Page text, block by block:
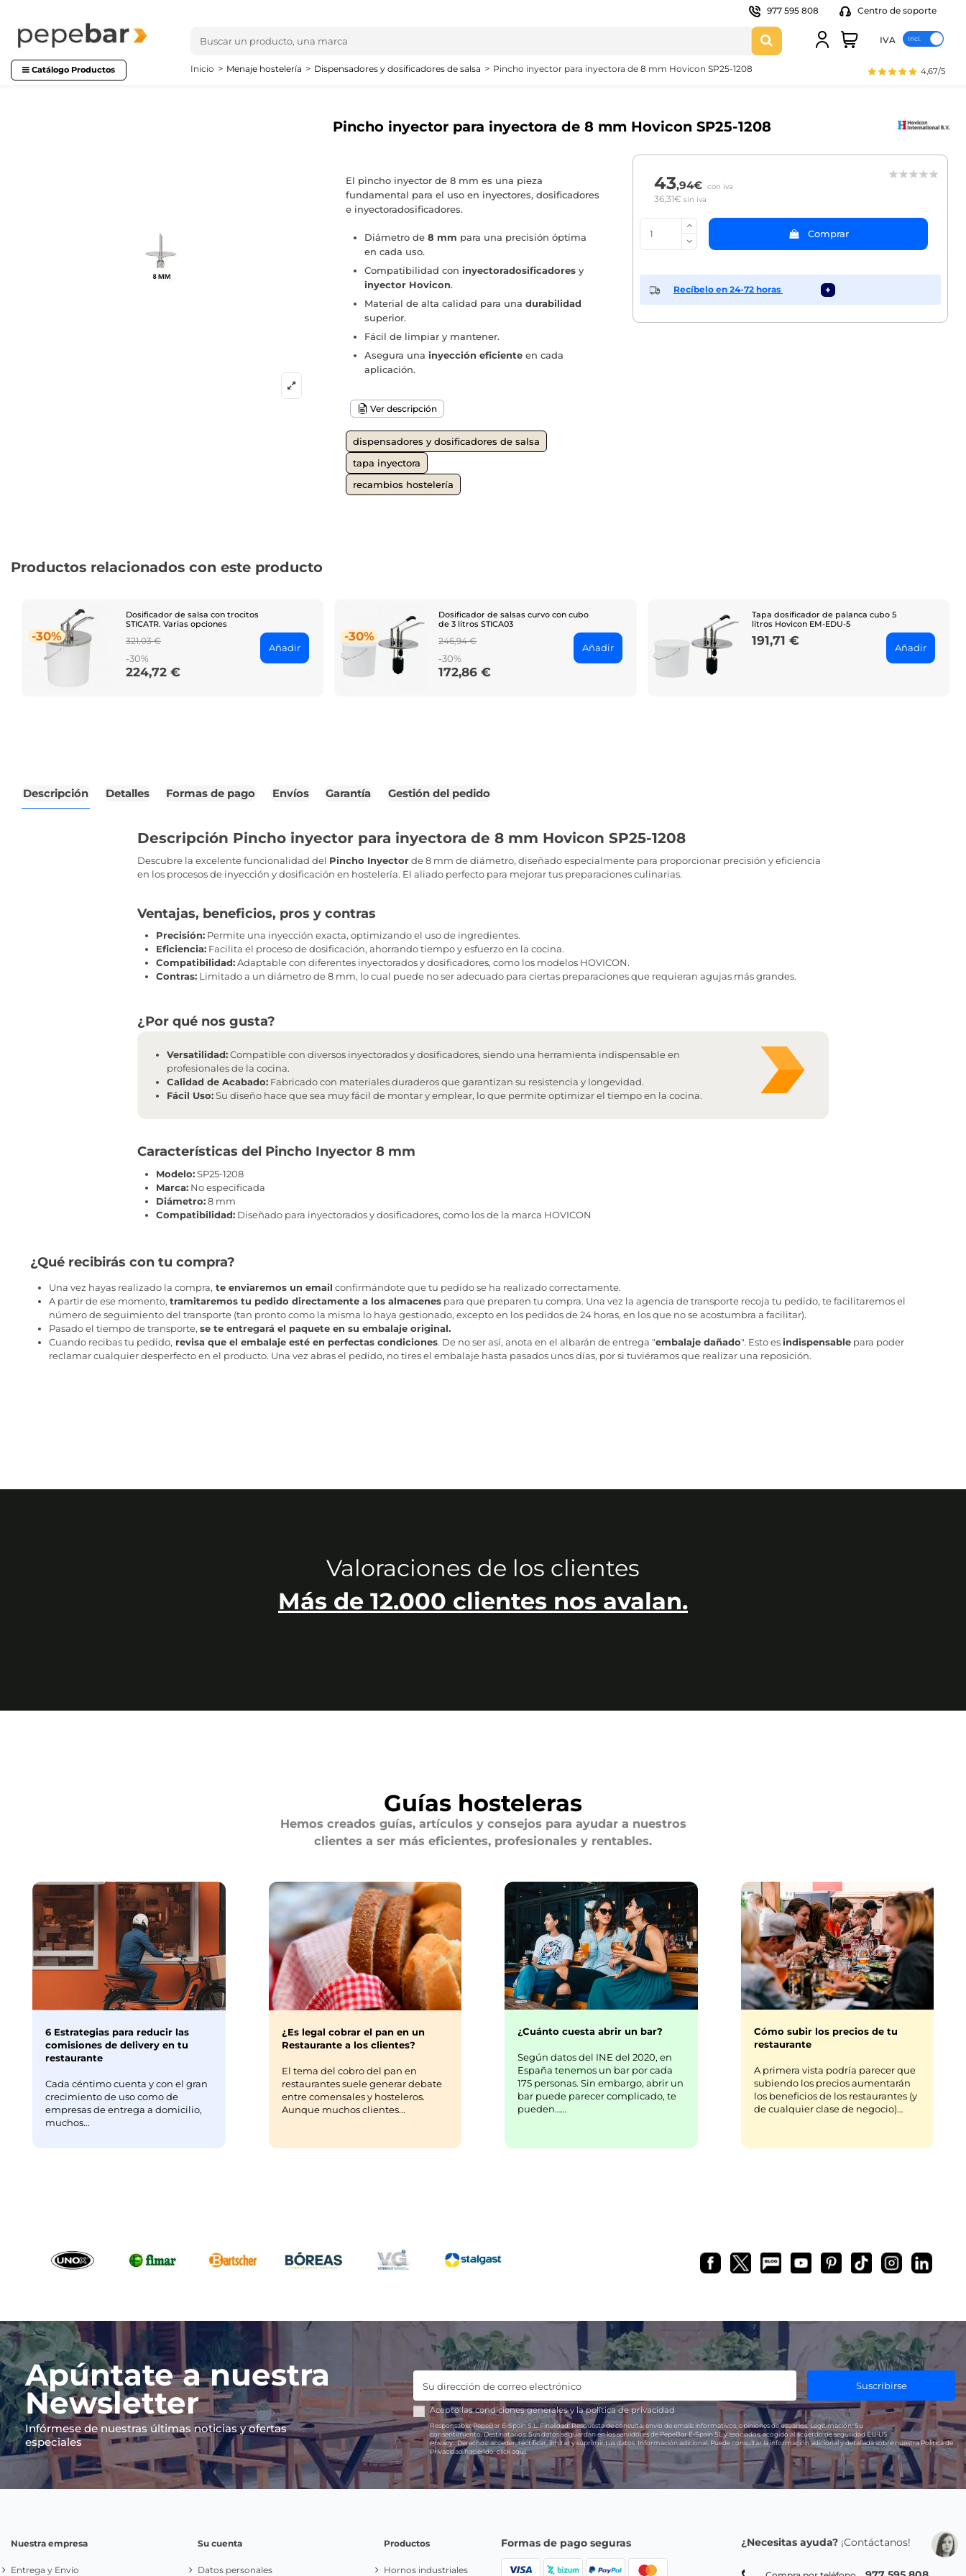
977 595 808 Centro de soporte
IVA
Catálogo Productos 4,67/5
Inicio Menaje hostelería Dispensadores y dosificadores de salsa Pincho inyector para inyectora de 8 mm Hovicon SP25-1208
Pincho inyector para inyectora de 8 mm Hovicon SP25-1208
El pincho inyector de 8 mm es una pieza
fundamental para el uso en inyectores, dosificadores
e inyectoradosificadores.
Diámetro de 8 mm para una precisión óptima
en cada uso.
Compatibilidad con inyectoradosificadoresy
inyector Hovicon.
Material de alta calidad para una durabilidad
superior.
Fácil de limpiar y mantener.
Asegura una inyección eficienteen cada
aplicación.
Ver descripción
dispensadores y dosificadores de salsa
tapa inyectora
recambios hostelería
43,94€ con iva
36,31€ sin iva
Comprar
Recíbelo en 24-72 horas +
Productos relacionados con este producto
-30%
Dosificador de salsa con trocitos
STICATR. Varias opciones
Regular
price
321,03 €
-30%
Price
224,72 €
Añadir
-30%
Dosificador de salsas curvo con cubo
de 3 litros STICA03
Regular
price
246,94 €
-30%
Price
172,86 €
Añadir
Tapa dosificador de palanca cubo 5
litros Hovicon EM-EDU-5
Price
191,71 €
Añadir
Descripción Detalles Formas de pago Envíos Garantía Gestión del pedido
Descripción Pincho inyector para inyectora de 8 mm Hovicon SP25-1208
Descubre la excelente funcionalidad del Pincho Inyectorde 8 mm de diámetro, diseñado especialmente para proporcionar precisión y eficiencia
en los procesos de inyección y dosificación en hostelería. El aliado perfecto para mejorar tus preparaciones culinarias.
Ventajas, beneficios, pros y contras
Precisión: Permite una inyección exacta, optimizando el uso de ingredientes.
Eficiencia: Facilita el proceso de dosificación, ahorrando tiempo y esfuerzo en la cocina.
Compatibilidad:Adaptable con diferentes inyectorados y dosificadores, como los modelos HOVICON.
Contras: Limitado a un diámetro de 8 mm, lo cual puede no ser adecuado para ciertas preparaciones que requieran agujas más grandes.
¿Por qué nos gusta?
Versatilidad:Compatible con diversos inyectorados y dosificadores, siendo una herramienta indispensable en
profesionales de la cocina.
Calidad de Acabado: Fabricado con materiales duraderos que garantizan su resistencia y longevidad.
Fácil Uso:Su diseño hace que sea muy fácil de montar y emplear, lo que permite optimizar el tiempo en la cocina.
Características del Pincho Inyector 8 mm
Modelo:SP25-1208
Marca: No especificada
Diámetro:8 mm
Compatibilidad: Diseñado para inyectorados y dosificadores, como los de la marca HOVICON
¿Qué recibirás con tu compra?
Una vez hayas realizado la compra, te enviaremos un email confirmándote que tu pedido se ha realizado correctamente.
A partir de ese momento, tramitaremos tu pedido directamente a los almacenespara que preparen tu compra. Una vez la agencia de transporte recoja tu pedido, te facilitaremos el
número de seguimiento del transporte (tan pronto como la misma lo haya gestionado, excepto en los pedidos de 24 horas, en los que no se acostumbra a facilitar).
Pasado el tiempo de transporte, se te entregará el paquete en su embalaje original.
Cuando recibas tu pedido, revisa que el embalaje esté en perfectas condiciones. De no ser así, anota en el albarán de entrega "embalaje dañado". Esto esindispensablepara poder
reclamar cualquier desperfecto en el producto. Una vez abras el pedido, no tires el embalaje hasta pasados unos días, por si tuviéramos que realizar una reposición.
Valoraciones de los clientes
Más de 12.000 clientes nos avalan.
Guías hosteleras
Hemos creados guías, artículos y consejos para ayudar a nuestros
clientes a ser más eficientes, profesionales y rentables.
6 Estrategias para reducir las
comisiones de delivery en tu
restaurante
Cada céntimo cuenta y con el gran
crecimiento de uso como de
empresas de entrega a domicilio,
muchos...
¿Es legal cobrar el pan en un
Restaurante a los clientes?
El tema del cobro del pan en
restaurantes suele generar debate
entre comensales y hosteleros.
Aunque muchos clientes...
¿Cuánto cuesta abrir un bar?
Según datos del INE del 2020, en
España tenemos un bar por cada
175 personas. Sin embargo, abrir un
bar puede parecer complicado, te
pueden……
Cómo subir los precios de tu
restaurante
A primera vista podría parecer que
subiendo los precios aumentarán
los beneficios de los restaurantes (y
de cualquier clase de negocio)…
Apúntate a nuestra
Newsletter
Infórmese de nuestras últimas noticias y ofertas
especiales
Suscribirse
Acepto lascondiciones generalesy lapolítica de privacidad
Responsable:PepeBar E-Spain S.L.Finalidad:Respuesta de consulta, envío de emails informativos, opiniones de usuarios. Legitimación: Su
consentimiento.Destinatarios:Sus datos se guardan en los servidores de PepeBar E-Spain SL y asociados, acogido al acuerdo de seguridad EU-US
Privacy.Derechos:acceder, rectificar, limitar y suprimir tus datos. Información adicional:Puede consultar la información adicional y detallada sobre nuestra Política de
Privacidad haciendoclick aquí.
Nuestra empresa
Entrega y Envío
Su cuenta
Datos personales
Productos
Hornos industriales
Formas de pago seguras ¿Necesitas ayuda? ¡Contáctanos!